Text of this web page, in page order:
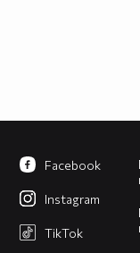
Facebook
Instagram
TikTok